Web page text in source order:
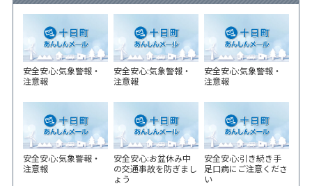
安全安心:気象警報・
注意報
安全安心:気象警報・
注意報
安全安心:気象警報・
注意報
安全安心:気象警報・
注意報
安全安心:お盆休み中
の交通事故を防ぎまし
ょう
安全安心:引き続き手
足口病にご注意くださ
い